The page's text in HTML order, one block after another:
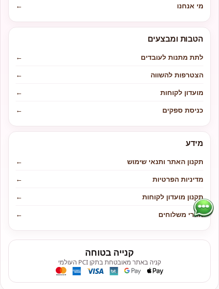
מי אנחנו
←
הטבות ומבצעים
לתת מתנות לעובדים
←
הצטרפות להשווה
←
מועדון לקוחות
←
כניסת ספקים
←
מידע
תקנון האתר ותנאי שימוש
←
מדיניות הפרטיות
←
תקנון מועדון לקוחות
←
אזורי משלוחים
←
קנייה בטוחה
קניה באתר מאובטחת בתקן PCI העולמי